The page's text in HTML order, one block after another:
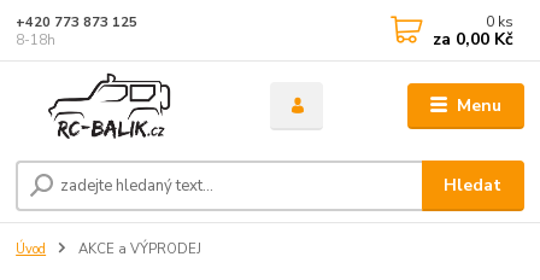
Menu
Hledat
+420 773 873 125
8-18h
0 ks
za 0,00 Kč
Úvod AKCE a VÝPRODEJ